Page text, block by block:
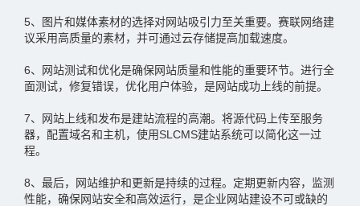
5、图片和媒体素材的选择对网站吸引力至关重要。赛联网络建
议采用高质量的素材，并可通过云存储提高加载速度。
6、网站测试和优化是确保网站质量和性能的重要环节。进行全
面测试，修复错误，优化用户体验，是网站成功上线的前提。
7、网站上线和发布是建站流程的高潮。将源代码上传至服务
器，配置域名和主机，使用SLCMS建站系统可以简化这一过
程。
8、最后，网站维护和更新是持续的过程。定期更新内容，监测
性能，确保网站安全和高效运行，是企业网站建设不可或缺的